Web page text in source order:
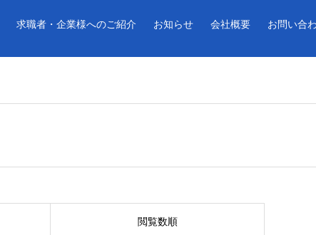
求職者・企業様へのご紹介 お知らせ 会社概要 お問い合
閲覧数順